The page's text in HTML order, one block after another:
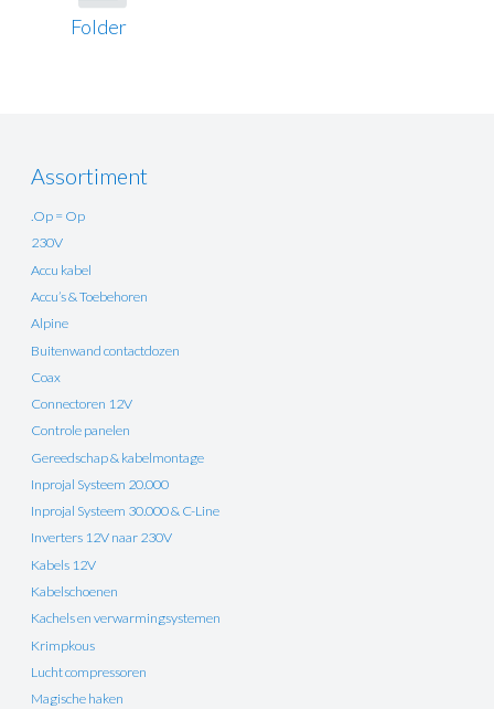
Folder
Assortiment
.Op = Op
230V
Accu kabel
Accu’s & Toebehoren
Alpine
Buitenwand contactdozen
Coax
Connectoren 12V
Controle panelen
Gereedschap & kabelmontage
Inprojal Systeem 20.000
Inprojal Systeem 30.000 & C-Line
Inverters 12V naar 230V
Kabels 12V
Kabelschoenen
Kachels en verwarmingsystemen
Krimpkous
Lucht compressoren
Magische haken